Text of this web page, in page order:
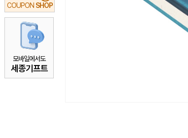
COUPON SHOP
모바일에서도
세종기프트